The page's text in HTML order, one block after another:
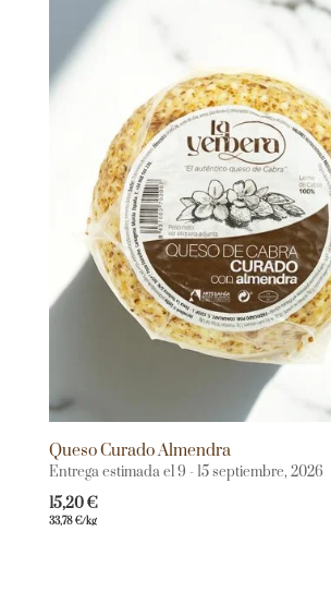
Queso Curado Almendra
Entrega estimada el 9 - 15 septiembre, 2026
15,20€
33,78€/kg